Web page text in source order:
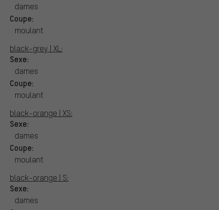
dames
Coupe:
moulant
black-grey | XL:
Sexe:
dames
Coupe:
moulant
black-orange | XS:
Sexe:
dames
Coupe:
moulant
black-orange | S:
Sexe:
dames